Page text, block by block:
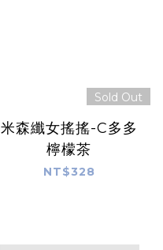
Sold Out
米森纖女搖搖-C多多
檸檬茶
NT$328